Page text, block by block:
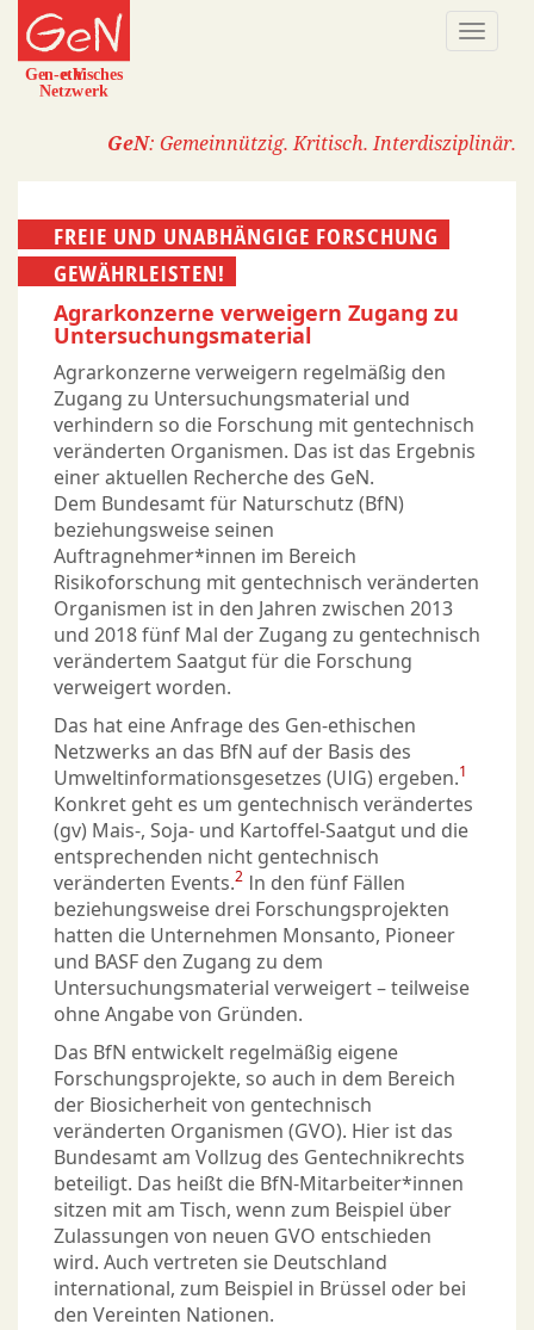
Direkt
zum
Inhalt
GeN: Gemeinnützig. Kritisch. Interdisziplinär.
FREIE UND UNABHÄNGIGE FORSCHUNG
GEWÄHRLEISTEN!
Agrarkonzerne verweigern Zugang zu
Untersuchungsmaterial
Agrarkonzerne verweigern regelmäßig den
Zugang zu Untersuchungsmaterial und
verhindern so die Forschung mit gentechnisch
veränderten Organismen. Das ist das Ergebnis
einer aktuellen Recherche des GeN.
Dem Bundesamt für Naturschutz (BfN)
beziehungsweise seinen
Auftragnehmer*innen im Bereich
Risikoforschung mit gentechnisch veränderten
Organismen ist in den Jahren zwischen 2013
und 2018 fünf Mal der Zugang zu gentechnisch
verändertem Saatgut für die Forschung
verweigert worden.
Das hat eine Anfrage des Gen-ethischen
Netzwerks an das BfN auf der Basis des
Umweltinformationsgesetzes (UIG) ergeben.1
Konkret geht es um gentechnisch verändertes
(gv) Mais-, Soja- und Kartoffel-Saatgut und die
entsprechenden nicht gentechnisch
veränderten Events.2 In den fünf Fällen
beziehungsweise drei Forschungsprojekten
hatten die Unternehmen Monsanto, Pioneer
und BASF den Zugang zu dem
Untersuchungsmaterial verweigert – teilweise
ohne Angabe von Gründen.
Das BfN entwickelt regelmäßig eigene
Forschungsprojekte, so auch in dem Bereich
der Biosicherheit von gentechnisch
veränderten Organismen (GVO). Hier ist das
Bundesamt am Vollzug des Gentechnikrechts
beteiligt. Das heißt die BfN-Mitarbeiter*innen
sitzen mit am Tisch, wenn zum Beispiel über
Zulassungen von neuen GVO entschieden
wird. Auch vertreten sie Deutschland
international, zum Beispiel in Brüssel oder bei
den Vereinten Nationen.